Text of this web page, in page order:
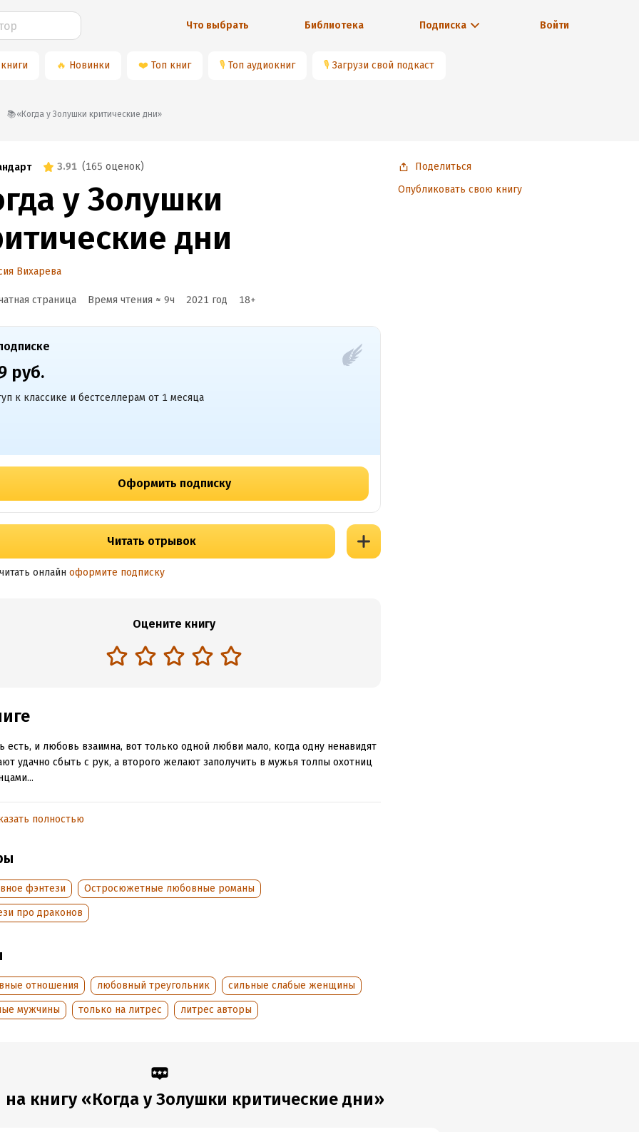
Что выбрать Библиотека Подписка Войти
🔥 Новинки ❤️ Топ книг 🎙 Топ аудиокниг 🎙 Загрузи свой подкаст
📚«Когда у Золушки критические дни»
3.91 (165 оценок)
у Золушки
дни
Вихарева
страница Время чтения ≈ 9ч 2021 год 18+
руб.
к классике и бестселлерам от 1 месяца
Оформить подписку
Читать отрывок
онлайн оформите подписку
Оцените книгу
есть, и любовь взаимна, вот только одной любви мало, когда одну ненавидят
удачно сбыть с рук, а второго желают заполучить в мужья толпы охотниц
информация
631987
2021
25 февраля 2021
полностью
фэнтези
Остросюжетные любовные романы
про драконов
отношения любовный треугольник
сильные слабые женщины
мужчины
только на литрес литрес авторы
Поделиться
Опубликовать свою книгу
книгу «Когда у Золушки критические дни»